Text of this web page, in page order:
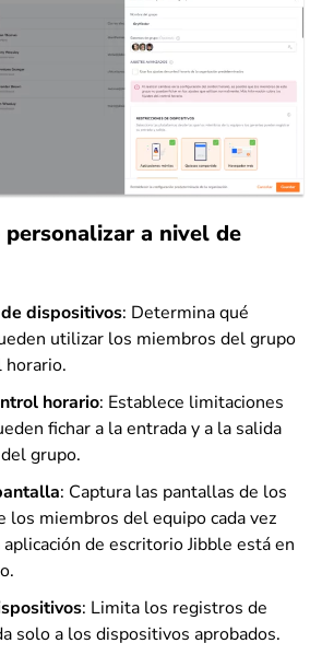
personalizar a nivel de
dispositivos: Determina qué
utilizar los miembros del grupo
horario.
horario: Establece limitaciones
fichar a la entrada y a la salida
grupo.
: Captura las pantallas de los
los miembros del equipo cada vez
de escritorio Jibble está en
: Limita los registros de
solo a los dispositivos aprobados.